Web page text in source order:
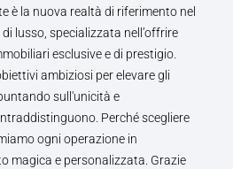
è la nuova realtà di riferimento nel
lusso, specializzata nell’offrire
esclusive e di prestigio.
ambiziosi per elevare gli
sull'unicità e
Perché scegliere
ogni operazione in
magica e personalizzata. Grazie